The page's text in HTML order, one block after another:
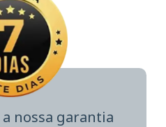
a nossa garantia